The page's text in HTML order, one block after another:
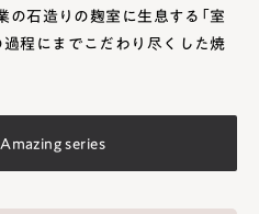
石造りの麹室に生息する「室
程にまでこだわり尽くした焼
series